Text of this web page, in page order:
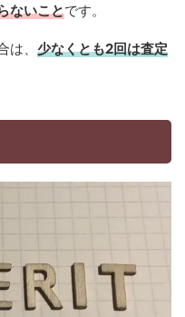
ないことです。
、 少なくとも2回は査定